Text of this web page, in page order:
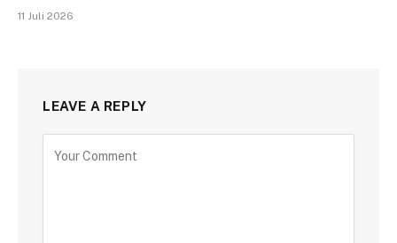
11 Juli 2026
LEAVE A REPLY